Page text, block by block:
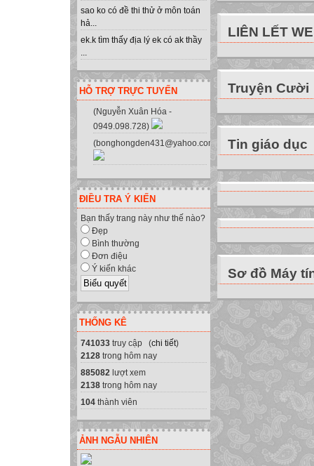
sao ko có đề thi thử ở môn toán
hả...
ek.k tìm thấy địa lý ek có ak thầy
...
HỖ TRỢ TRỰC TUYẾN
(Nguyễn Xuân Hóa -
0949.098.728)
(bonghongden431@yahoo.com.vn)
ĐIỀU TRA Ý KIẾN
Bạn thấy trang này như thế nào?
Đẹp
Bình thường
Đơn điệu
Ý kiến khác
THỐNG KÊ
741033 truy cập (chi tiết)
2128 trong hôm nay
885082 lượt xem
2138 trong hôm nay
104 thành viên
ẢNH NGẪU NHIÊN
LIÊN LẾT
Truyện Cười
Tin giáo dục
Sơ đồ Máy